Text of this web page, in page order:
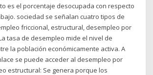
es el porcentaje desocupada con respecto
sociedad se señalan cuatro tipos de
friccional, estructural, desempleo por
tasa de desempleo mide el nivel de
la población económicamente activa. A
se puede acceder al desempleo por
estructural: Se genera porque los